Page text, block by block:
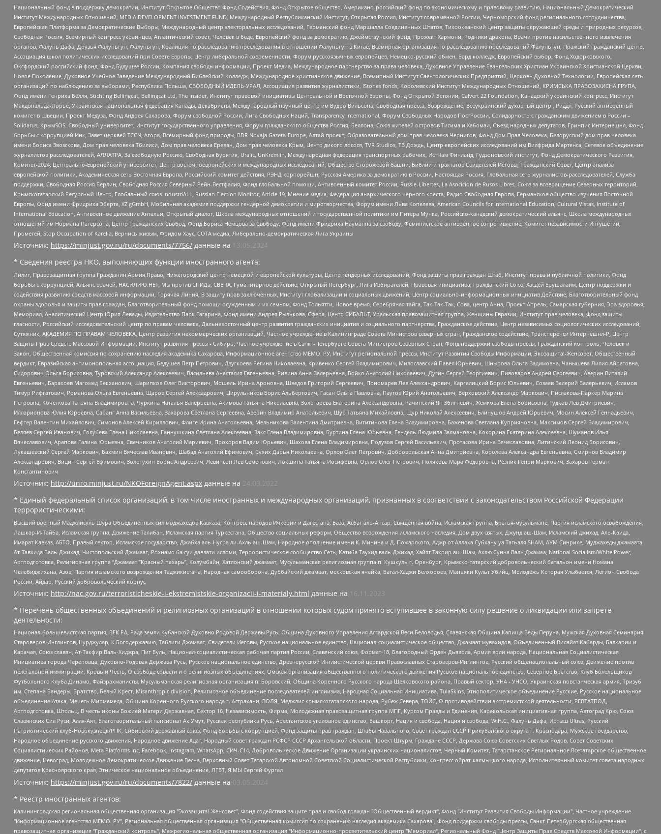
Национальный фонд в поддержку демократии, Институт Открытое Общество Фонд Содействия, Фонд Открытое общество, Американо-российский фонд по экономическому и правовому развитию, Национальный Демократический
Институт Международных Отношений, MEDIA DEVELOPMENT INVESTMENT FUND, Международный Республиканский Институт, Открытая Россия, Институт современной России, Черноморский фонд регионального сотрудничества,
Европейская Платформа за Демократические Выборы, Международный центр электоральных исследований, Германский фонд Маршалла Соединенных Штатов, Тихоокеанский центр защиты окружающей среды и природных ресурсов,
Свободная Россия, Всемирный конгресс украинцев, Атлантический совет, Человек в беде, Европейский фонд за демократию, Джеймстаунский фонд, Прожект Хармони, Родники дракона, Врачи против насильственного извлечения
органов, Фалунь Дафа, Друзья Фалуньгун, Фалуньгун, Коалиция по расследованию преследования в отношении Фалуньгун в Китае, Всемирная организация по расследованию преследований Фалуньгун, Пражский гражданский центр,
Ассоциация школ политических исследований при Совете Европы, Центр либеральной современности, Форум русскоязычных европейцев, Немецко-русский обмен, Бард колледж, Европейский выбор, Фонд Ходорковского,
Оксфордский российский фонд, Фонд Будущее России, Компания свободы информации, Проект Медиа, Международное партнерство за права человека, Духовное Управление Евангельских Христиан Украинской Христианской Церкви,
Новое Поколение, Духовное Учебное Заведение Международный Библейский Колледж, Международное христианское движение, Всемирный Институт Саентологических Предприятий, Церковь Духовной Технологии, Европейская сеть
организаций по наблюдению за выборами, Республика Польша, СВОБОДНЫЙ ИДЕЛЬ-УРАЛ, Ассоциация развития журналистики, IStories fonds, Королевский Институт Международных Отношений, КРИМСЬКА ПРАВОЗАХИСНА ГРУПА,
Фонд имени Генриха Бёлля, Stichting Bellingcat, Bellingcat Ltd, The Insider, Институт правовой инициативы Центральной и Восточной Европы, Фонд Открытой Эстонии, Calvert 22 Foundation, Канадский украинский конгресс, Институт
Макдональда-Лорье, Украинская национальная федерация Канады, Декабристы, Международный научный центр им Вудро Вильсона, Свободная пресса, Возрождение, Всеукраинский духовный центр , Риддл, Русский антивоенный
комитет в Швеции, Проект Медуза, Фонд Андрея Сахарова, Форум свободной России, Лига Свободных Наций, Transparеncy International, Форум Свободных Народов ПостРоссии, Солидарность с гражданским движением в России –
Solidarus, КрымSOS, Свободный университет, Институт государственного управления, Форум гражданского общества Россия, Беллона, Союз жителей островов Тисима и Хабомаи, Съезд народных депутатов, Гринпис Интернешнл, Фонд
борьбы с коррупцией Инк, Завет церквей TCCN, Агора, Всемирный фонд природы, BDR Novaja Gazeta-Europe, Алтай проект, Образовательный дом прав человека Чернигов, Фонд Дом Прав Человека, Белорусский дом прав человека
имени Бориса Звозскова, Дом прав человека Тбилиси, Дом прав человека Ереван, Дом прав человека Крым, Центр дикого лосося, TVR Studios, ТВ Дождь, Центр европейских исследований им Вилфрида Мартенса, Сетевое объединение
журналистов расследователей, АЛЛАТРА, За свободную Россию, Свободная Бурятия, Uralic, UnKremlin, Международная федерация транспортных рабочих, ИстЧам Финланд, Гудзоновский институт, Фонд Демократического Развития,
Комитет-2024, Центрально-Европейский университет, Центр восточноевропейских и международных исследований, Общество Сторожевой башни, Библии и трактатов Свидетелей Иеговы, Гражданский Совет, Центр анализа
европейской политики, Академическая сеть Восточная Европа, Российский комитет действия, РЭНД корпорейшн, Русская Америка за демократию в России, Настоящая Россия, Глобальная сеть журналистов-расследователей, Служба
поддержки, Свободная Россия Берлин, Свободная Россия Северный Рейн-Вестфалия, Фонд глобальной помощи, Антивоенный комитет России, Russie-Libertes, La Asocicion de Rusos Libres, Союз за возвращение Северных территорий,
Крымскотатарский Ресурсный Центр, Глобальный союз IndustriALL, Russian Election Monitor, Article 19, Мнение медиа, Федерация анархического черного креста, Радио Свободная Европа, Германское общество изучения Восточной
Европы, Фонд имени Фридриха Эберта, XZ gGmbH, Мобильная академия поддержки гендерной демократии и миротворчества, Форум имени Льва Копелева, American Councils for International Education, Cultural Vistas, Institute of
International Education, Антивоенное движение Антальи, Открытый диалог, Школа международных отношений и государственной политики им Питера Мунка, Российско-канадский демократический альянс, Школа международных
отношений им Нормана Патерсона, Центр Гражданских Свобод, Фонд Бориса Немцова за Свободу, Фонд имени Фридриха Науманна за свободу, Феминистское антивоенное сопротивление, Комитет независимости Ингушетии,
Прометей, Stop Occupation of Karelia, Вернись живым, Фридом Хаус, СОТА медиа, Либерально-демократическая Лига Украины
Источник: https://minjust.gov.ru/ru/documents/7756/ данные на
13.05.2024
* Сведения реестра НКО, выполняющих функции иностранного агента:
Лилит, Правозащитная группа Гражданин.Армия.Право, Нижегородский центр немецкой и европейской культуры, Центр гендерных исследований, Фонд защиты прав граждан Штаб, Институт права и публичной политики, Фонд
борьбы с коррупцией, Альянс врачей, НАСИЛИЮ.НЕТ, Мы против СПИДа, СВЕЧА, Гуманитарное действие, Открытый Петербург, Лига Избирателей, Правовая инициатива, Гражданский Союз, Хасдей Ерушалаим, Центр поддержки и
содействия развитию средств массовой информации, Горячая Линия, В защиту прав заключенных, Институт глобализации и социальных движений, Центр социально-информационных инициатив Действие, Благотворительный фонд
охраны здоровья и защиты прав граждан, Благотворительный фонд помощи осужденным и их семьям, Фонд Тольятти, Новое время, Серебряная тайга, Так-Так-Так, Сова, центр Анна, Проект Апрель, Самарская губерния, Эра здоровья,
Мемориал, Аналитический Центр Юрия Левады, Издательство Парк Гагарина, Фонд имени Андрея Рылькова, Сфера, Центр СИБАЛЬТ, Уральская правозащитная группа, Женщины Евразии, Институт прав человека, Фонд защиты
гласности, Российский исследовательский центр по правам человека, Дальневосточный центр развития гражданских инициатив и социального партнерства, Гражданское действие, Центр независимых социологических исследований,
Сутяжник, АКАДЕМИЯ ПО ПРАВАМ ЧЕЛОВЕКА, Центр развития некоммерческих организаций, Частное учреждение в Калининграде Совета Министров северных стран, Гражданское содействие, Трансперенси Интернешнл-Р, Центр
Защиты Прав Средств Массовой Информации, Институт развития прессы - Сибирь, Частное учреждение в Санкт-Петербурге Совета Министров Северных Стран, Фонд поддержки свободы прессы, Гражданский контроль, Человек и
Закон, Общественная комиссия по сохранению наследия академика Сахарова, Информационное агентство МЕМО. РУ, Институт региональной прессы, Институт Развития Свободы Информации, Экозащита!-Женсовет, Общественный
вердикт, Евразийская антимонопольная ассоциация, Бедушев Петр Петрович, Дзугкоева Регина Николаевна, Кривенко Сергей Владимирович, Милославский Павел Юрьевич, Шнырова Ольга Вадимовна, Чанышева Лилия Айратовна,
Сидорович Ольга Борисовна, Туровский Александр Алексеевич, Васильева Анастасия Евгеньевна, Ривина Анна Валерьевна, Бойко Анатолий Николаевич, Дугин Сергей Георгиевич, Пивоваров Андрей Сергеевич, Аверин Виталий
Евгеньевич, Барахоев Магомед Бекханович, Шарипков Олег Викторович, Мошель Ирина Ароновна, Шведов Григорий Сергеевич, Пономарев Лев Александрович, Каргалицкий Борис Юльевич, Созаев Валерий Валерьевич, Исламов
Тимур Рифгатович, Романова Ольга Евгеньевна, Щаров Сергей Алексадрович, Цирульников Борис Альбертович, Гасан Ольга Павловна, Паутов Юрий Анатольевич, Верховский Александр Маркович, Пислакова-Паркер Марина
Петровна, Кочеткова Татьяна Владимировна, Чуркина Наталья Валерьевна, Акимова Татьяна Николаевна, Золотарева Екатерина Александровна, Рачинский Ян Збигневич, Жемкова Елена Борисовна, Гудков Лев Дмитриевич,
Илларионова Юлия Юрьевна, Саранг Анна Васильевна, Захарова Светлана Сергеевна, Аверин Владимир Анатольевич, Щур Татьяна Михайловна, Щур Николай Алексеевич, Блинушов Андрей Юрьевич, Мосин Алексей Геннадьевич,
Гефтер Валентин Михайлович, Симонов Алексей Кириллович, Флиге Ирина Анатольевна, Мельникова Валентина Дмитриевна, Вититинова Елена Владимировна, Баженова Светлана Куприяновна, Максимов Сергей Владимирович,
Беляев Сергей Иванович, Голубева Елена Николаевна, Ганнушкина Светлана Алексеевна, Закс Елена Владимировна, Буртина Елена Юрьевна, Гендель Людмила Залмановна, Кокорина Екатерина Алексеевна, Шуманов Илья
Вячеславович, Арапова Галина Юрьевна, Свечников Анатолий Мариевич, Прохоров Вадим Юрьевич, Шахова Елена Владимировна, Подузов Сергей Васильевич, Протасова Ирина Вячеславовна, Литинский Леонид Борисович,
Лукашевский Сергей Маркович, Бахмин Вячеслав Иванович, Шабад Анатолий Ефимович, Сухих Дарья Николаевна, Орлов Олег Петрович, Добровольская Анна Дмитриевна, Королева Александра Евгеньевна, Смирнов Владимир
Александрович, Вицин Сергей Ефимович, Золотухин Борис Андреевич, Левинсон Лев Семенович, Локшина Татьяна Иосифовна, Орлов Олег Петрович, Полякова Мара Федоровна, Резник Генри Маркович, Захаров Герман
Константинович
Источник: http://unro.minjust.ru/NKOForeignAgent.aspx данные на 24.03.2022
* Единый федеральный список организаций, в том числе иностранных и международных организаций, признанных в соответствии с законодательством Российской Федерации
террористическими:
Высший военный Маджлисуль Шура Объединенных сил моджахедов Кавказа, Конгресс народов Ичкерии и Дагестана, База, Асбат аль-Ансар, Священная война, Исламская группа, Братья-мусульмане, Партия исламского освобождения,
Лашкар-И-Тайба, Исламская группа, Движение Талибан, Исламская партия Туркестана, Общество социальных реформ, Общество возрождения исламского наследия, Дом двух святых, Джунд аш-Шам, Исламский джихад, Аль-Каида,
Имарат Кавказ, АБТО, Правый сектор, Исламское государство, Джабха аль-Нусра ли-Ахль аш-Шам, Народное ополчение имени К. Минина и Д. Пожарского, Аджр от Аллаха Субхану уа Тагьаля SHAM, АУМ Синрике, Муджахеды джамаата
Ат-Тавхида Валь-Джихад, Чистопольский Джамаат, Рохнамо ба суи давлати исломи, Террористическое сообщество Сеть, Катиба Таухид валь-Джихад, Хайят Тахрир аш-Шам, Ахлю Сунна Валь Джамаа, National Socialism/White Power,
Артподготовка, Религиозная группа “Джамаат “Красный пахарь”, Колумбайн, Хатлонский джамаат, Мусульманская религиозная группа п. Кушкуль г. Оренбург, Крымско-татарский добровольческий батальон имени Номана
Челебиджихана, Азов, Партия исламского возрождения Таджикистана, Народная самооборона, Дуббайский джамаат, московская ячейка, Батал-Хаджи Белхороев, Маньяки Культ Убийц, Молодёжь Которая Улыбается, Легион Свобода
России, Айдар, Русский добровольческий корпус
Источник: http://nac.gov.ru/terroristicheskie-i-ekstremistskie-organizacii-i-materialy.html данные на
16.11.2023
* Перечень общественных объединений и религиозных организаций в отношении которых судом принято вступившее в законную силу решение о ликвидации или запрете
деятельности:
Национал-большевистская партия, ВЕК РА, Рада земли Кубанской Духовно Родовой Державы Русь, Община Духовного Управления Асгардской Веси Беловодья, Славянская Община Капища Веды Перуна, Мужская Духовная Семинария
Староверов-Инглингов, Нурджулар, К Богодержавию, Таблиги Джамаат, Свидетели Иеговы, Русское национальное единство, Национал-социалистическое общество, Джамаат мувахидов, Объединенный Вилайат Кабарды, Балкарии и
Карачая, Союз славян, Ат-Такфир Валь-Хиджра, Пит Буль, Национал-социалистическая рабочая партия России, Славянский союз, Формат-18, Благородный Орден Дьявола, Армия воли народа, Национальная Социалистическая
Инициатива города Череповца, Духовно-Родовая Держава Русь, Русское национальное единство, Древнерусской Инглистической церкви Православных Староверов-Инглингов, Русский общенациональный союз, Движение против
нелегальной иммиграции, Кровь и Честь, О свободе совести и о религиозных объединениях, Омская организация общественного политического движения Русское национальное единство, Северное Братство, Клуб Болельщиков
Футбольного Клуба Динамо, Файзрахманисты, Мусульманская религиозная организация п. Боровский, Община Коренного Русского народа Щелковского района, Правый сектор, УНА - УНСО, Украинская повстанческая армия, Тризуб
им. Степана Бандеры, Братство, Белый Крест, Misanthropic division, Религиозное объединение последователей инглиизма, Народная Социальная Инициатива, TulaSkins, Этнополитическое объединение Русские, Русское национальное
объединение Атака, Мечеть Мирмамеда, Община Коренного Русского народа г. Астрахани, ВОЛЯ, Меджлис крымскотатарского народа, Рубеж Севера, ТОЙС, О противодействии экстремистской деятельности, РЕВТАТПОД,
Артподготовка, Штольц, В честь иконы Божией Матери Державная, Сектор 16, Независимость, Фирма, Молодежная правозащитная группа МПГ, Курсом Правды и Единения, Каракольская инициативная группа, Автоград Крю, Союз
Славянских Сил Руси, Алля-Аят, Благотворительный пансионат Ак Умут, Русская республика Русь, Арестантское уголовное единство, Башкорт, Нация и свобода, Нация и свобода, W.H.С., Фалунь Дафа, Иртыш Ultras, Русский
Патриотический клуб-Новокузнецк/РПК, Сибирский державный союз, Фонд борьбы с коррупцией, Фонд защиты прав граждан, Штабы Навального, Совет граждан СССР Прикубанского округа г. Краснодара, Мужское государство,
Народное объединение русского движения, Народное движение Адат, Народный совет граждан РСФСР СССР Архангельской области, Проект Штурм, Граждане СССР, Держава Союз Советских Светлых Родов, Совет Советских
Социалистических Районов, Meta Platforms Inc, Facebook, Instagram, WhatsApp, СИЧ-С14, Добровольческое Движение Организации украинских националистов, Черный Комитет, Татарстанское Региональное Всетатарское общественное
движение, Невоград, Молодежное Демократическое Движение Весна, Верховный Совет Татарской Автономной Советской Социалистической Республики, Конгресс ойрат-калмыцкого народа, Исполнительный комитет совета народных
депутатов Красноярского края, Этническое национальное объединение, ЛГБТ, Я.МЫ Сергей Фургал
Источник: https://minjust.gov.ru/ru/documents/7822/ данные на 03.05.2024
* Реестр иностранных агентов:
Калининградская региональная общественная организация "Экозащита!-Женсовет", Фонд содействия защите прав и свобод граждан "Общественный вердикт", Фонд "Институт Развития Свободы Информации", Частное учреждение "Информационное агентство МЕМО. РУ", Региональная общественная организация "Общественная комиссия по сохранению наследия академика Сахарова", Фонд поддержки свободы прессы, Санкт-Петербургская общественная правозащитная организация "Гражданский контроль", Межрегиональная общественная организация "Информационно-просветительский центр "Мемориал", Региональный Фонд "Центр Защиты Прав Средств Массовой Информации", с 05.12.2023 Фонд "Центр Защиты Прав Средств массовой информации", Региональная общественная благотворительная организация помощи беженцам и мигрантам "Гражданское содействие", Негосударственное образовательное учреждение дополнительного профессионального образования (повышение квалификации) специалистов "АКАДЕМИЯ ПО ПРАВАМ ЧЕЛОВЕКА", Свердловская региональная общественная организация "Сутяжник", Автономная некоммерческая организация "Центр независимых социологических исследований", Союз общественных объединений "Российский исследовательский центр по правам человека", Региональное общественное учреждение научно-информационный центр "МЕМОРИАЛ", Некоммерческая организация "Фонд защиты гласности", Автономная некоммерческая организация "Институт прав человека", Городская общественная организация "Екатеринбургское общество "МЕМОРИАЛ", Городская общественная организация "Рязанское историко-просветительское и правозащитное общество "Мемориал" (Рязанский Мемориал), Челябинский региональный орган общественной самодеятельности – женское общественное объединение "Женщины Евразии", Челябинский региональный орган общественной самодеятельности "Уральская правозащитная группа", Фонд содействия защите здоровья и социальной справедливости имени Андрея Рылькова, Автономная Некоммерческая Организация "Аналитический Центр Юрия Левады", Автономная некоммерческая организация социальной поддержки населения "Проект Апрель", Региональная общественная организация помощи женщинам и детям, находящимся в кризисной ситуации "Информационно-методический центр "Анна", Фонд содействия развитию массовых коммуникаций и правовому просвещению "Так-так-Так", Фонд содействия устойчивому развитию "Серебряная тайга", Свердловский региональный общественный фонд социальных проектов "Новое время", "Idel.Реалии", Кавказ.Реалии, Крым.Реалии, Телеканал Настоящее Время, Татаро-башкирская служба Радио Свобода (Azatliq Radiosi), Радио Свободная Европа/Радио Свобода (PCE/PC), "Сибирь.Реалии", "Фактограф", Благотворительный фонд помощи осужденным и их семьям, Автономная некоммерческая организация "Институт глобализации и социальных движений", Фонд "В защиту прав заключенных", Частное учреждение "Центр поддержки и содействия развитию средств массовой информации", Пензенский региональный общественный благотворительный фонд "Гражданский союз", "Север.Реалии", Некоммерческая организация Фонд "Правовая инициатива", Общество с ограниченной ответственностью "Радио Свободная Европа/Радио Свобода", Чешское информационное агентство "MEDIUM-ORIENT", Красноярская региональная общественная организация "Мы против СПИДа", Камалягин Денис Николаевич, Маркелов Сергей Евгеньевич, Пономарев Лев Александрович, Савицкая Людмила Алексеевна, Автономная некоммерческая организация "Центр по работе с проблемой насилия "НАСИЛИЮ.НЕТ", Межрегиональный профессиональный союз работников здравоохранения "Альянс врачей", Юридическое лицо, зарегистрированное в Латвийской Республике, SIA "Medusa Project" (регистрационный номер 40103797863, дата регистрации 10.06.2014), Некоммерческая организация "Фонд по борьбе с коррупцией", Автономная некоммерческая организация "Институт права и публичной политики", Баданин Роман Сергеевич, Гликин Максим Александрович, Железнова Мария Михайловна, Лукьянова Юлия Сергеевна, Маетная Елизавета Витальевна, Маняхин Петр Борисович, Чуракова Ольга Владимировна, Ярош Юлия Петровна, Юридическое лицо "The Insider SIA", зарегистрированное в Риге, Латвийская Республика (дата регистрации 26.06.2015), являющееся администратором доменного имени интернет-издания "The Insider SIA", https://theins.ru, Постернак Алексей Евгеньевич, Рубин Михаил Аркадьевич, Анин Роман Александрович, Юридическое лицо Istories fonds, зарегистрированное в Латвийской Республике (регистрационный номер 50008295751, дата регистрации 24.02.2020), Великовский Дмитрий Александрович, Долинина Ирина Николаевна, Мароховская Алеся Алексеевна, Шлейнов Роман Юрьевич, Шмагун Олеся Валентиновна, Общество с ограниченной ответственностью "Альтаир 2021", Общество с ограниченной ответственностью "Вега 2021", Общество с ограниченной ответственностью "Главный редактор 2021", Общество с ограниченной ответственностью "Ромашки монолит", Важенков Артем Валерьевич, Ивановская областная общественная организация "Центр гендерных исследований", Гурман Юрий Альбертович, Медиапроект "ОВД-Инфо", Егоров Владимир Владимирович, Жилинский Владимир Александрович, Общество с ограниченной ответственностью "ЗП", Иванова София Юрьевна, Карезина Инна Павловна, Кильтау Екатерина Викторовна, Петров Алексей Викторович, Пискунов Сергей Евгеньевич, Смирнов Сергей Сергеевич, Тихонов Михаил Сергеевич, Общество с ограниченной ответственностью "ЖУРНАЛИСТ-ИНОСТРАННЫЙ АГЕНТ", Арапова Галина Юрьевна, Вольтская Татьяна Анатольевна, Американская компания "Mason G.E.S. Anonymous Foundation" (США), являющаяся владельцем интернет-издания https://mnews.world/, Компания "Stichting Bellingcat", зарегистрированная в Нидерландах (дата регистрации 11.07.2018), Захаров Андрей Вячеславович, Клепиковская Екатерина Дмитриевна, Общество с ограниченной ответственностью "МЕМО", Перл Роман Александрович, Симонов Евгений Алексеевич, Соловьева Елена Анатольевна, Сотников Даниил Владимирович, Сурначева Елизавета Дмитриевна, Автономная некоммерческая организация по защите прав человека и информированию населения "Якутия – Наше Мнение", Общество с ограниченной ответственностью "Москоу диджитал медиа", с 26.01.2023 Общество с ограниченной ответственностью "Чайка Белые сады", Ветошкина Валерия Валерьевна, Заговора Максим Александрович, Межрегиональное общественное движение "Российская ЛГБТ - сеть", Оленичев Максим Владимирович, Павлов Иван Юрьевич, Скворцова Елена Сергеевна, Общество с ограниченной ответственностью "Как бы инагент", Кочетков Игорь Викторович, Общество с ограниченной ответственностью "Честные выборы", Еланчик Олег Александрович, Общество с ограниченной ответственностью "Нобелевский призыв", Гималова Регина Эмилевна, Григорьев Андрей Валерьевич, Григорьева Алина Александровна, Ассоциация по содействию защите прав призывников, альтернативнослужащих и военнослужащих "Правозащитная группа "Гражданин.Армия.Право", Хисамова Регина Фаритовна, Автономная некоммерческая организация по реализации социально-правовых программ "Лилит", Дальневосточное общественное движение "Маяк", Санкт-Петербургская ЛГБТ-инициативная группа "Выход", Инициативная группа ЛГБТ+ "Реверс", Алексеев Андрей Викторович, Бекбулатова Таисия Львовна, Беляев Иван Михайлович, Владыкина Елена Сергеевна, Гельман Марат Александрович, Никульшина Вероника Юрьевна, Толоконникова Надежда Андреевна, Шендерович Виктор Анатольевич, Общество с ограниченной ответственностью "Данное сообщение", Общество с ограниченной ответственностью Издательский дом "Новая глава", Айнбиндер Александра Александровна, Московский комьюнити-центр для ЛГБТ+инициатив, Благотворительный фонд развития филантропии, Deutsche Welle (Германия, Kurt-Schumacher-Strasse 3, 53113 Bonn), Борзунова Мария Михайловна, Воробьев Виктор Викторович, Голубева Анна Львовна, Константинова Алла Михайловна, Малкова Ирина Владимировна, Мурадов Мурад Абдулгалимович, Осетинская Елизавета Николаевна, Понасенков Евгений Николаевич, Ганапольский Матвей Юрьевич, Киселев Евгений Алексеевич, Борухович Ирина Григорьевна, Дремин Иван Тимофеевич, Дубровский Дмитрий Викторович, Красноярская региональная общественная организация поддержки и развития альтернативных образовательных технологий и межкультурных коммуникаций "ИНТЕРРА", Маяковская Екатерина Алексеевна, Фейгин Марк Захарович, Филимонов Андрей Викторович, Дзугкоева Регина Николаевна, Доброхотов Роман Александрович, Дудь Юрий Александрович, Елкин Сергей Владимирович, Кругликов Кирилл Игоревич, Сабунаева Мария Леонидовна, Семенов Алексей Владимирович, Шаинян Карен Багратович, Шульман Екатерина Михайловна, Асафьев Артур Валерьевич, Вахштайн Виктор Семенович, Венедиктов Алексей Алексеевич, Лушникова Екатерина Евгеньевна, Волков Леонид Михайлович, Невзоров Александр Глебович, Пархоменко Сергей Борисович, Сироткин Ярослав Николаевич, Кара-Мурза Владимир Владимирович, Баранова Наталья Владимировна, Гозман Леонид Яковлевич, Кагарлицкий Борис Юльевич, Климарев Михаил Валерьевич, Милов Владимир Станиславович, Автономная некоммерческая организация Краснодарский центр современного искусства "Типография", Моргенштерн Алишер Тагирович, Соболь Любовь Эдуардовна, Общество с ограниченной ответственностью "ЛИЗА НОРМ", Каспаров Гарри Кимович, Ходорковский Михаил Борисович, Общество с ограниченной ответственностью "Апрельские тезисы", Данилович Ирина Брониславовна, Кашин Олег Владимирович, Петров Николай Владимирович, Пивоваров Алексей Владимирович, Соколов Михаил Владимирович, Цветкова Юлия Владимировна, Чичваркин Евгений Александрович, Комитет против пыток/Команда против пыток, Общество с ограниченной ответственностью "Первый научный", Общество с ограниченной ответственностью "Вертолет и ко", Белоцерковская Вероника Борисовна, Кац Максим Евгеньевич, Лазарева Татьяна Юрьевна, Шаведдинов Руслан Табризович, Яшин Илья Валерьевич, Общество с ограниченной ответственностью "Иноагент ААВ", Алешковский Дмитрий Петрович, Альбац Евгения Марковна, Быков Дмитрий Львович, Галямина Юлия Евгеньевна, Лойко Сергей Леонидович, Мартынов Кирилл Константинович, Медведев Сергей Александрович, Крашенинников Федор Геннадиевич, Гордеева Катерина Вл